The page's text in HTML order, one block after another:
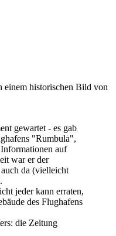
einem historischen Bild von
gewartet - es gab
"Rumbula",
auf
war er der
da (vielleicht
jeder kann erraten,
des Flughafens
die Zeitung